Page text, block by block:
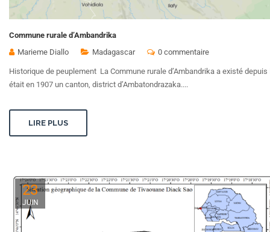
Commune rurale d’Ambandrika
Marieme Diallo
Madagascar 0 commentaire
Historique de peuplement La Commune rurale d’Ambandrika a existé
était en 1907 un canton, district d’Ambatondrazaka....
LIRE PLUS
23
JUIN